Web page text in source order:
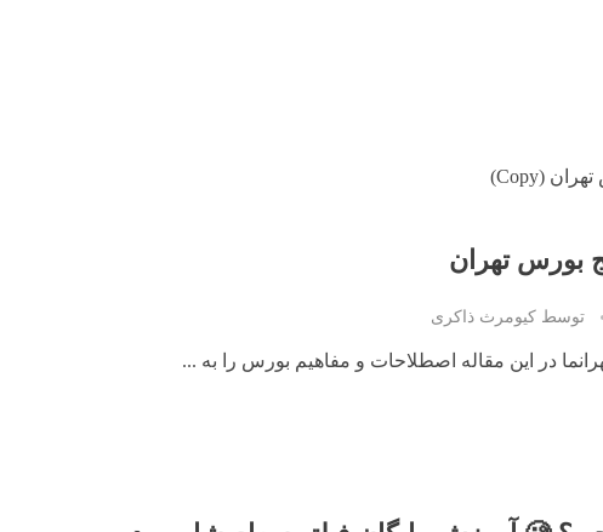
بورس تهران
توسط کیومرث ذاکری
در این مقاله اصطلاحات و مفاهیم بورس را به ...